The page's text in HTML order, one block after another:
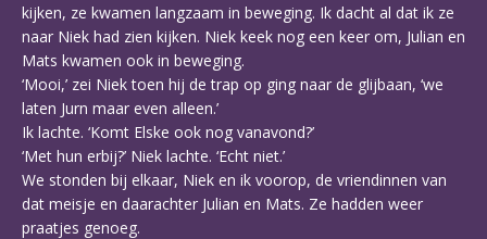
kijken, ze kwamen langzaam in beweging. Ik dacht al dat ik ze
naar Niek had zien kijken. Niek keek nog een keer om, Julian en
Mats kwamen ook in beweging.
‘Mooi,’ zei Niek toen hij de trap op ging naar de glijbaan, ‘we
laten Jurn maar even alleen.’
Ik lachte. ‘Komt Elske ook nog vanavond?’
‘Met hun erbij?’ Niek lachte. ‘Echt niet.’
We stonden bij elkaar, Niek en ik voorop, de vriendinnen van
dat meisje en daarachter Julian en Mats. Ze hadden weer
praatjes genoeg.